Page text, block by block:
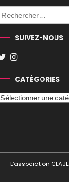
SUIVEZ-NOUS
CATÉGORIES
L’association CLAJE